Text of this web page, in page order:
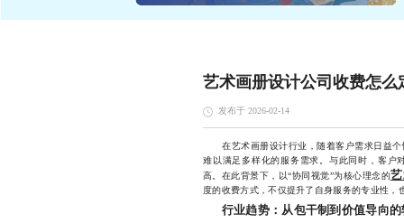
艺术画册设计公司收费怎么
发布于 2026-02-14
在艺术画册设计行业，随着客户需求日益个
难以满足多样化的服务需求。与此同时，客户
高。在此背景下，以“协同视觉”为核心理念的
度的收费方式，不仅提升了自身服务的专业性，
行业趋势：从包干制到价值导向的